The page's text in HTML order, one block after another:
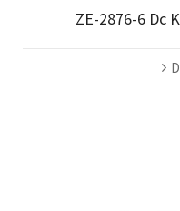
ZE-2876-6 Dc